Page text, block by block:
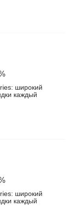
широкий
каждый
широкий
каждый